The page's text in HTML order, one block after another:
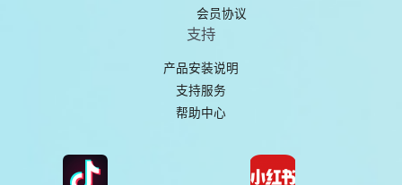
会员协议
支持
产品安装说明
支持服务
帮助中心